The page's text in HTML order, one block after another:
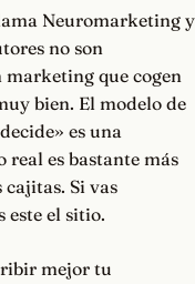
Neuromarketing y
no son
marketing que cogen
bien. El modelo de
es una
es bastante más
cajitas. Si vas
este el sitio.
mejor tu